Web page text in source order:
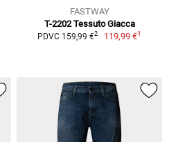
FASTWAY
T-2202 Tessuto Giacca
PDVC 159,99 €2 119,99 €1